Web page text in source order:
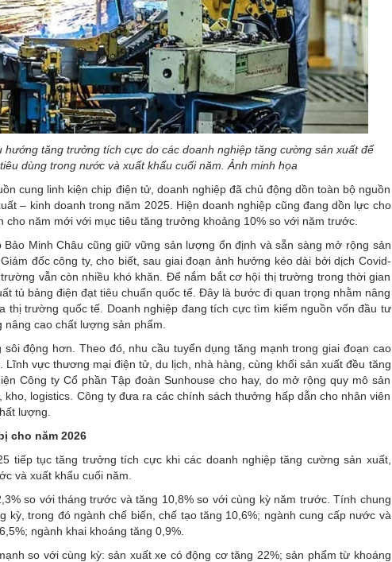
tăng trưởng tích cực do các doanh nghiệp tăng cường sản xuất để
dùng trong nước và xuất khẩu cuối năm. Ảnh minh họa
cung linh kiện chip điện tử, doanh nghiệp đã chủ động dồn toàn bộ nguồn
– kinh doanh trong năm 2025. Hiện doanh nghiệp cũng đang dồn lực cho
năm mới với mục tiêu tăng trưởng khoảng 10% so với năm trước.
Minh Châu cũng giữ vững sản lượng ổn định và sẵn sàng mở rộng sản
đốc công ty, cho biết, sau giai đoạn ảnh hưởng kéo dài bởi dịch Covid-
vẫn còn nhiều khó khăn. Để nắm bắt cơ hội thị trường trong thời gian
tủ bảng điện đạt tiêu chuẩn quốc tế. Đây là bước đi quan trọng nhằm nâng
thị trường quốc tế. Doanh nghiệp đang tích cực tìm kiếm nguồn vốn đầu tư
cao chất lượng sản phẩm.
động hơn. Theo đó, nhu cầu tuyển dụng tăng mạnh trong giai đoạn cao
vực thương mại điện tử, du lịch, nhà hàng, cùng khối sản xuất đều tăng
Công ty Cổ phần Tập đoàn Sunhouse cho hay, do mở rộng quy mô sản
logistics. Công ty đưa ra các chính sách thưởng hấp dẫn cho nhân viên
lượng.
cho năm 2026
tiếp tục tăng trưởng tích cực khi các doanh nghiệp tăng cường sản xuất,
và xuất khẩu cuối năm.
so với tháng trước và tăng 10,8% so với cùng kỳ năm trước. Tính chung
kỳ, trong đó ngành chế biến, chế tạo tăng 10,6%; ngành cung cấp nước và
ngành khai khoáng tăng 0,9%.
so với cùng kỳ: sản xuất xe có động cơ tăng 22%; sản phẩm từ khoáng